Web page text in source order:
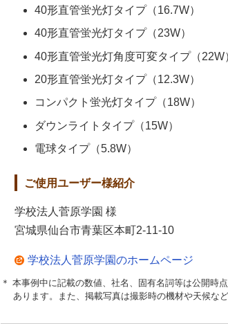
40形直管蛍光灯タイプ（16.7W）
40形直管蛍光灯タイプ（23W）
40形直管蛍光灯角度可変タイプ（22W
20形直管蛍光灯タイプ（12.3W）
コンパクト蛍光灯タイプ（18W）
ダウンライトタイプ（15W）
電球タイプ（5.8W）
ご使用ユーザー様紹介
学校法人菅原学園 様
宮城県仙台市青葉区本町2-11-10
学校法人菅原学園のホームページ
＊ 本事例中に記載の数値、社名、固有名詞等は公開時
あります。また、掲載写真は撮影時の機材や天候な